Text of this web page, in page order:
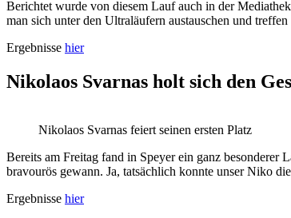
Berichtet wurde von diesem Lauf auch in der
man sich unter den Ultraläufern austauschen und treffen
Ergebnisse hier
Nikolaos Svarnas holt sich den
Nikolaos Svarnas feiert seinen ersten Platz
Bereits am Freitag fand in Speyer ein ganz besonderer
bravourös gewann. Ja, tatsächlich konnte unser Niko
Ergebnisse hier